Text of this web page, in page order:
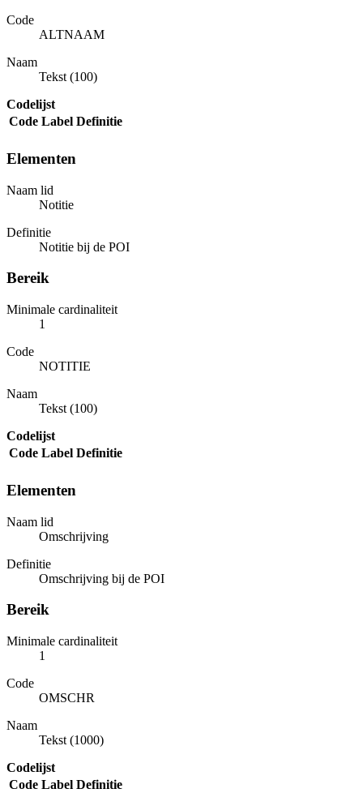
Code
ALTNAAM
Naam
Tekst (100)
Codelijst
Code Label Definitie
Elementen
Naam lid
Notitie
Definitie
Notitie bij de POI
Bereik
Minimale cardinaliteit
1
Code
NOTITIE
Naam
Tekst (100)
Codelijst
Code Label Definitie
Elementen
Naam lid
Omschrijving
Definitie
Omschrijving bij de POI
Bereik
Minimale cardinaliteit
1
Code
OMSCHR
Naam
Tekst (1000)
Codelijst
Code Label Definitie